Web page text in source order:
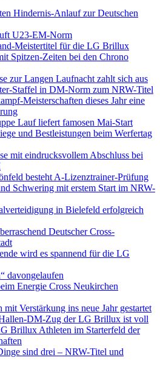
Hindernis-Anlauf zur Deutschen
U23-EM-Norm
Meistertitel für die LG Brillux
Spitzen-Zeiten bei den Chrono
zur Langen Laufnacht zahlt sich aus
Staffel in DM-Norm zum NRW-Titel
Meisterschaften dieses Jahr eine
Lauf liefert famosen Mai-Start
und Bestleistungen beim Werfertag
mit eindrucksvollem Abschluss bei
besteht A-Lizenztrainer-Prüfung
Schwering mit erstem Start im NRW-
in Bielefeld erfolgreich
Deutscher Cross-
wird es spannend für die LG
davongelaufen
Energie Cross Neukirchen
Verstärkung ins neue Jahr gestartet
DM-Zug der LG Brillux ist voll
Brillux Athleten im Starterfeld der
sind drei – NRW-Titel und